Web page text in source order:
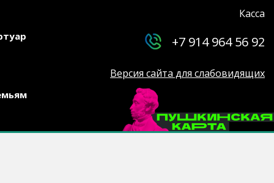
Касса
+7 914 964 56 92
Версия сайта для слабовидящих